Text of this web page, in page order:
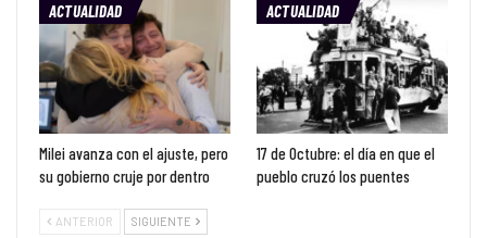
ACTUALIDAD
Milei avanza con el ajuste, pero
su gobierno cruje por dentro
ACTUALIDAD
17 de Octubre: el día en que el
pueblo cruzó los puentes
ANTERIOR SIGUIENTE